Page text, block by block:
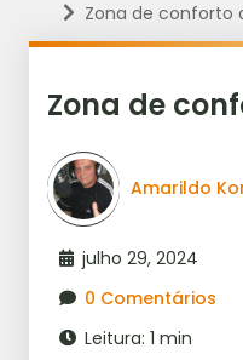
Zona de conforto
Zona de
Amarildo
julho 29, 2024
0 Comentários
Leitura: 1 min